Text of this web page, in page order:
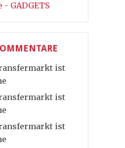
GADGETS
ist
ist
ist